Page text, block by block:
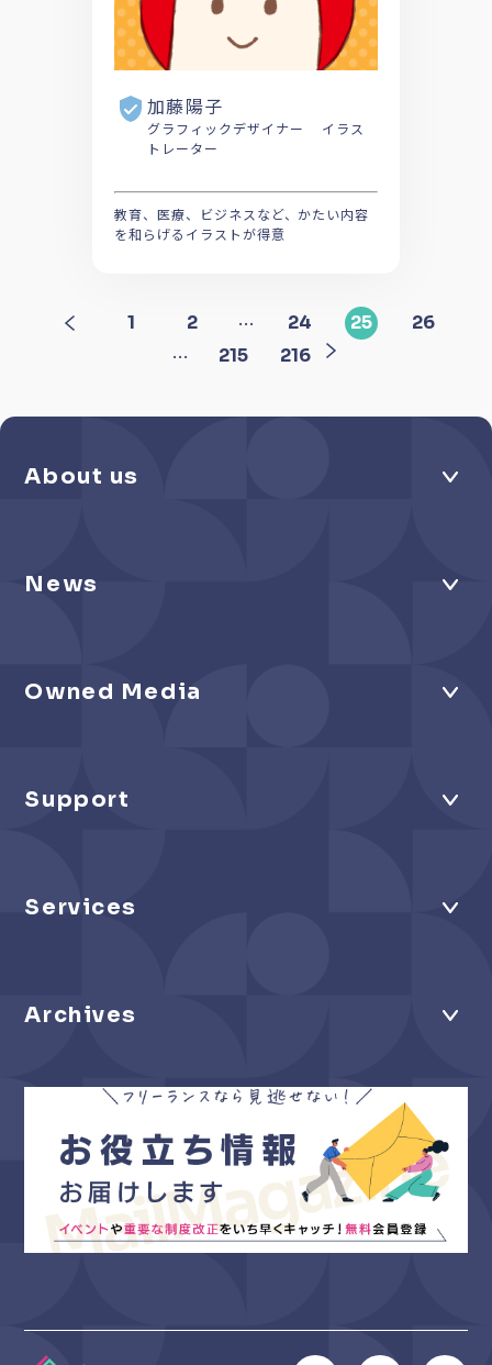
加藤陽子
グラフィックデザイナー イラス
トレーター
教育、医療、ビジネスなど、かたい内容
を和らげるイラストが得意
1 2 … 24 25 26
… 215 216
About us
News
Owned Media
Support
Services
Archives